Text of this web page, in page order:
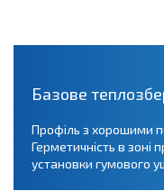
Базове
Профіль з хорошими
Герметичність в зоні
установки гумового